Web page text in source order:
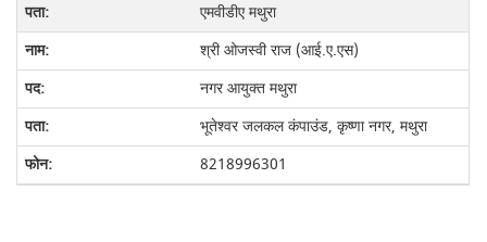
एमवीडीए मथुरा
श्री ओजस्वी राज (आई.ए.एस)
नगर आयुक्त मथुरा
भूतेश्वर जलकल कंपाउंड, कृष्णा नगर, मथुरा
8218996301